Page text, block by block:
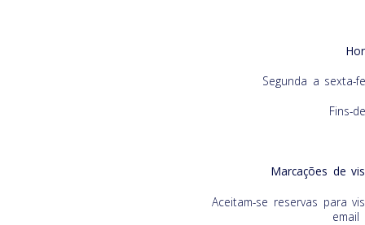
Segunda a sexta-
Fins-
Marcações de
Aceitam-se reservas para
email